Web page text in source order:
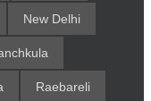
New Delhi
Raebareli